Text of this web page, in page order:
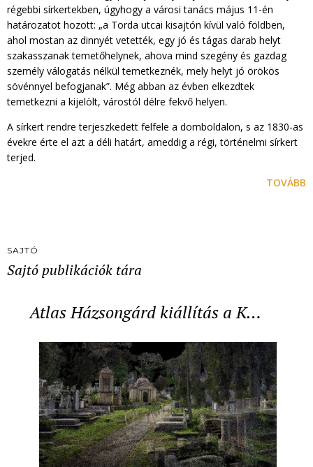
régebbi sírkertekben, úgyhogy a városi tanács május 11-én
határozatot hozott: „a Torda utcai kisajtón kívül való földben,
ahol mostan az dinnyét vetették, egy jó és tágas darab helyt
szakasszanak temetőhelynek, ahova mind szegény és gazdag
személy válogatás nélkül temetkeznék, mely helyt jó örökös
sövénnyel befogjanak”. Még abban az évben elkezdtek
temetkezni a kijelölt, várostól délre fekvő helyen.
A sírkert rendre terjeszkedett felfele a domboldalon, s az 1830-as
évekre érte el azt a déli határt, ameddig a régi, történelmi sírkert
terjed.
TOVÁBB
SAJTÓ
Sajtó publikációk tára
Atlas Házsongárd kiállítás a K…